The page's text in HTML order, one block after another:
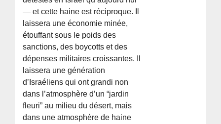
— et cette haine est réciproque. Il
laissera une économie minée,
étouffant sous le poids des
sanctions, des boycotts et des
dépenses militaires croissantes. Il
laissera une génération
d’Israéliens qui ont grandi non
dans l’atmosphère d’un “jardin
fleuri” au milieu du désert, mais
dans une atmosphère de haine